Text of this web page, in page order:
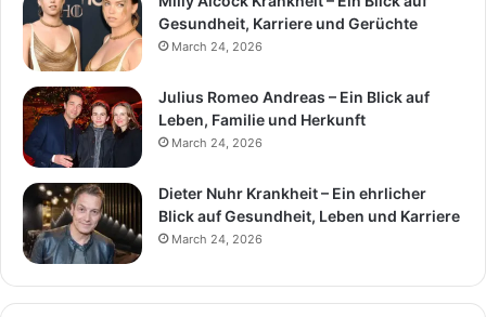
Gesundheit, Karriere und Gerüchte
March 24, 2026
Julius Romeo Andreas – Ein Blick auf
Leben, Familie und Herkunft
March 24, 2026
Dieter Nuhr Krankheit – Ein ehrlicher
Blick auf Gesundheit, Leben und Karriere
March 24, 2026